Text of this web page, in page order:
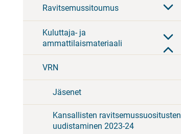
Ravitsemussitoumus
Kuluttaja- ja
ammattilaismateriaali
VRN
Jäsenet
Kansallisten ravitsemussuositusten
uudistaminen 2023-24